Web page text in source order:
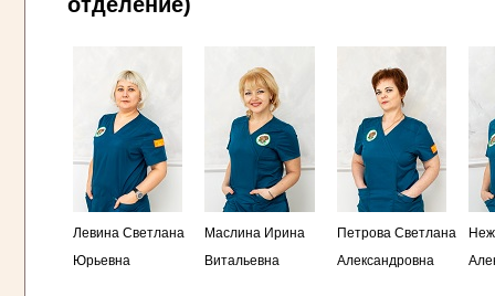
Левина Светлана
Юрьевна
Маслина Ирина
Витальевна
Петрова Светлана
Александровна